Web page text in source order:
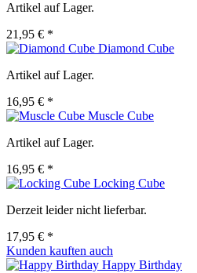
Artikel auf Lager.
21,95 € *
Diamond Cube
Artikel auf Lager.
16,95 € *
Muscle Cube
Artikel auf Lager.
16,95 € *
Locking Cube
Derzeit leider nicht lieferbar.
17,95 € *
Kunden kauften auch
Happy Birthday